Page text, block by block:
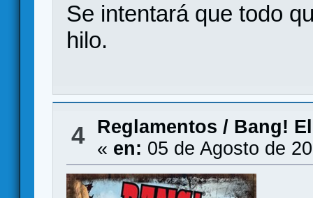
Se intentará que todo
hilo.
4 Reglamentos / Bang!
« en: 05 de Agosto de